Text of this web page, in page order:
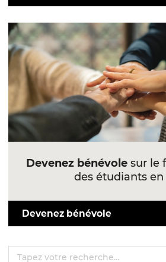
Devenez bénévolesur le
des étudiants
Devenez bénévole